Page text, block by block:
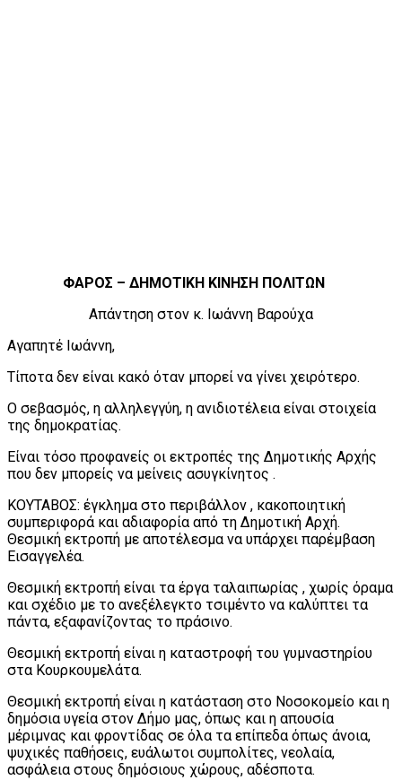
ΦΑΡΟΣ – ΔΗΜΟΤΙΚΗ ΚΙΝΗΣΗ ΠΟΛΙΤΩΝ
Απάντηση στον κ. Ιωάννη Βαρούχα
Αγαπητέ Ιωάννη,
Τίποτα δεν είναι κακό όταν μπορεί να γίνει χειρότερο.
Ο σεβασμός, η αλληλεγγύη, η ανιδιοτέλεια είναι στοιχεία
της δημοκρατίας.
Είναι τόσο προφανείς οι εκτροπές της Δημοτικής Αρχής
που δεν μπορείς να μείνεις ασυγκίνητος .
ΚΟΥΤΑΒΟΣ: έγκλημα στο περιβάλλον , κακοποιητική
συμπεριφορά και αδιαφορία από τη Δημοτική Αρχή.
Θεσμική εκτροπή με αποτέλεσμα να υπάρχει παρέμβαση
Εισαγγελέα.
Θεσμική εκτροπή είναι τα έργα ταλαιπωρίας , χωρίς όραμα
και σχέδιο με το ανεξέλεγκτο τσιμέντο να καλύπτει τα
πάντα, εξαφανίζοντας το πράσινο.
Θεσμική εκτροπή είναι η καταστροφή του γυμναστηρίου
στα Κουρκουμελάτα.
Θεσμική εκτροπή είναι η κατάσταση στο Νοσοκομείο και η
δημόσια υγεία στον Δήμο μας, όπως και η απουσία
μέριμνας και φροντίδας σε όλα τα επίπεδα όπως άνοια,
ψυχικές παθήσεις, ευάλωτοι συμπολίτες, νεολαία,
ασφάλεια στους δημόσιους χώρους, αδέσποτα.